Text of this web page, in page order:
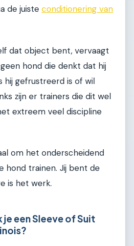
de juiste conditionering van
dat object bent, vervaagt
hond die denkt dat hij
hij gefrustreerd is of wil
zijn er trainers die dit wel
extreem veel discipline
om het onderscheidend
hond trainen. Jij bent de
is het werk.
je een Sleeve of Suit